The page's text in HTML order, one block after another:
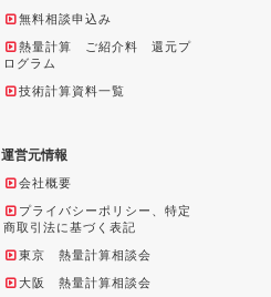
無料相談申込み
熱量計算 ご紹介料 還元プ
ログラム
技術計算資料一覧
運営元情報
会社概要
プライバシーポリシー、特定
商取引法に基づく表記
東京 熱量計算相談会
大阪 熱量計算相談会